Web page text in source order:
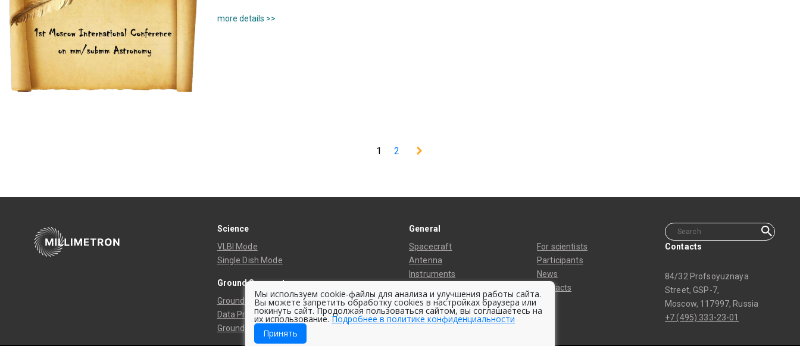
1 2
Science
VLBI Mode
Single Dish Mode
Ground Segment
Ground Tracking Stations
Data Processing Center
Ground Telescopes
General
Spacecraft
Antenna
Instruments
Space Bus
Orbit
For scientists
Participants
News
Contacts
Contacts
84/32 Profsoyuznaya
Street, GSP-7,
Moscow, 117997, Russia
+7 (495) 333-23-01
Мы используем cookie-файлы для анализа и улучшения работы сайта.
Вы можете запретить обработку cookies в настройках браузера или
покинуть сайт. Продолжая пользоваться сайтом, вы соглашаетесь на
их использование. Подробнее в политике конфиденциальности
Принять